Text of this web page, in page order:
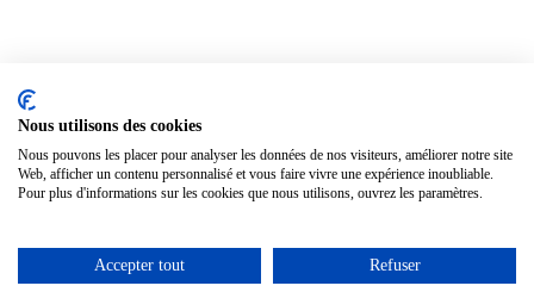
Nous utilisons des cookies
Nous pouvons les placer pour analyser les données de nos visiteurs, améliorer notre site
Web, afficher un contenu personnalisé et vous faire vivre une expérience inoubliable.
Pour plus d'informations sur les cookies que nous utilisons, ouvrez les paramètres.
Accepter tout Refuser